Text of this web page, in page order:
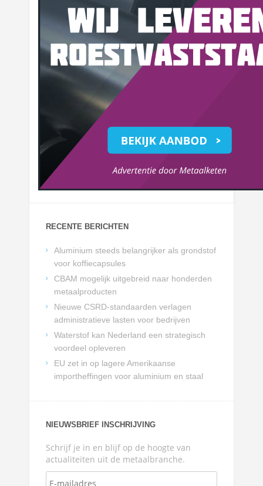
RECENTE BERICHTEN
Aluminium steeds belangrijker als grondstof
voor koffiecapsules
CBAM mogelijk uitgebreid naar honderden
metaalproducten
Nieuwe CSRD-standaarden verlagen
administratieve lasten voor bedrijven
Waterstof kan Nederland een strategisch
voordeel opleveren
EU zet in op lagere Amerikaanse
importheffingen voor aluminium en staal
NIEUWSBRIEF INSCHRIJVING
Schrijf je in en blijf op de hoogte van
actualiteiten uit de metaalbranche.